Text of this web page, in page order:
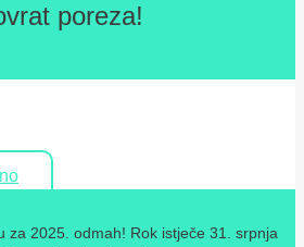
poreza!
za 2025. odmah! Rok istječe 31. srpnja